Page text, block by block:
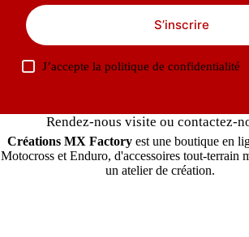
S’inscrire
J’accepte lapolitique de confidentialité
Rendez-nous visite ou contactez-
Créations MX Factoryest une boutique en
Motocross et Enduro, d'accessoires tout-terrain
un atelier de création.